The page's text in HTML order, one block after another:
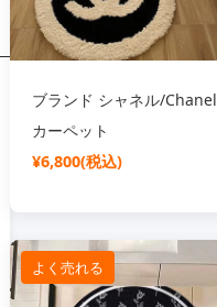
ブランド シャネル/Chanel
カーペット
¥6,800(税込)
よく売れる